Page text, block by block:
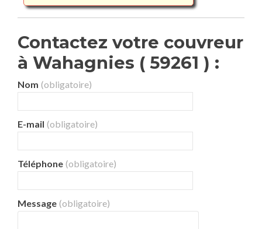
Contactez votre couvreur
à Wahagnies ( 59261 ) :
Nom (obligatoire)
E-mail (obligatoire)
Téléphone (obligatoire)
Message (obligatoire)